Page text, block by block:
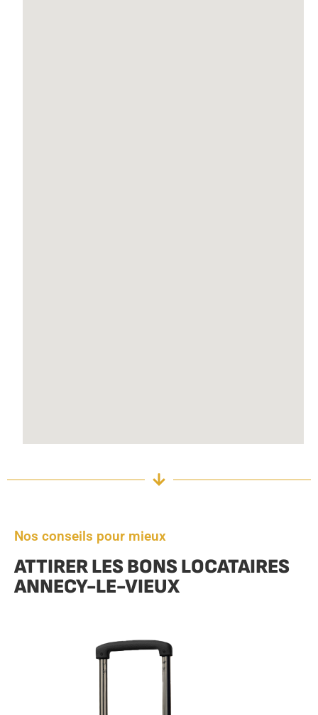
Nos conseils pour mieux
ATTIRER LES BONS LOCATAIRES
ANNECY-LE-VIEUX